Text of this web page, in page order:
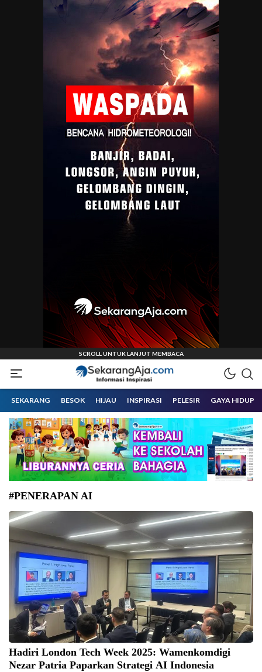
Sekarangaja
Informasi Inspirasi Malang Raya
SEKARANG BESOK HIJAU INSPIRASI PELESIR GAYA HIDUP
#PENERAPAN AI
Wamenkomdigi Nezar Patria turut serta sebagai panelis dalam diskusi
tingkat tinggi di acara "The Asia Get Together at London Tech Week
2025" yang diselenggarakan oleh The UK Asia Grant Foundation. (foto:
komdigi.go.id)
Hadiri London Tech Week 2025: Wamenkomdigi
Nezar Patria Paparkan Strategi AI Indonesia